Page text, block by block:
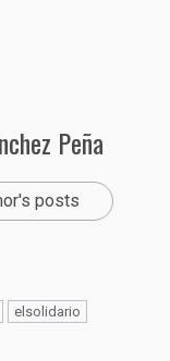
Peña
posts
elsolidario